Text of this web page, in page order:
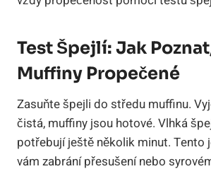
Test Špejlí: Jak
Muffiny Propečené
Zasuňte špejli do středu muffinu.
čistá, muffiny jsou hotové. Vlhká
potřebují ještě několik minut. Tento
vám zabrání přesušení nebo